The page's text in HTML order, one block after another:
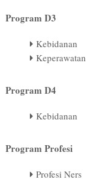
Program D3
Kebidanan
Keperawatan
Program D4
Kebidanan
Program Profesi
Profesi Ners